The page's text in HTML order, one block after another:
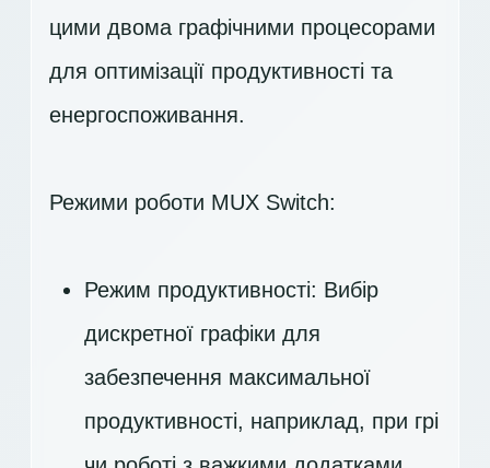
цими двома графічними процесорами
для оптимізації продуктивності та
енергоспоживання.
Режими роботи MUX Switch:
Режим продуктивності: Вибір
дискретної графіки для
забезпечення максимальної
продуктивності, наприклад, при грі